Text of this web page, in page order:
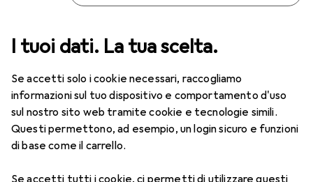
I tuoi dati. La tua scelta.
Se accetti solo i cookie necessari, raccogliamo
informazioni sul tuo dispositivo e comportamento d'uso
sul nostro sito web tramite cookie e tecnologie simili.
Questi permettono, ad esempio, un login sicuro e funzioni
di base come il carrello.
Se accetti tutti i cookie, ci permetti di utilizzare questi
Foto + Video Fotografia analogica
Pellicola analogica
Prodotti Forum